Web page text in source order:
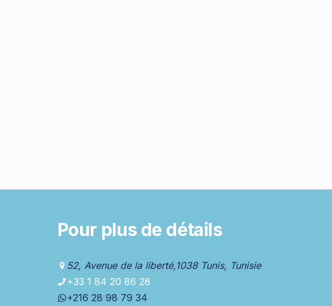
Pour plus de détails
52, Avenue de la liberté,1038 Tunis, Tunisie
+33 1 84 20 86 28
+216 28 98 79 34